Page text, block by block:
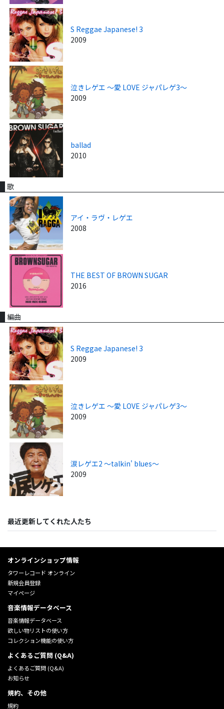
S Reggae Japanese! 3
2009
泣きレゲエ ～愛 LOVE ジャパレゲ3～
2009
ballad
2010
歌
アイ・ラヴ・レゲエ
2008
THE BEST OF BROWN SUGAR
2016
編曲
S Reggae Japanese! 3
2009
泣きレゲエ ～愛 LOVE ジャパレゲ3～
2009
涙レゲエ2 ～talkin' blues～
2009
最近更新してくれた人たち
オンラインショップ情報
タワーレコード オンライン
新規会員登録
マイページ
音楽情報データベース
音楽情報データベース
欲しい物リストの使い方
コレクション機能の使い方
よくあるご質問 (Q&A)
よくあるご質問 (Q&A)
お知らせ
規約、その他
規約